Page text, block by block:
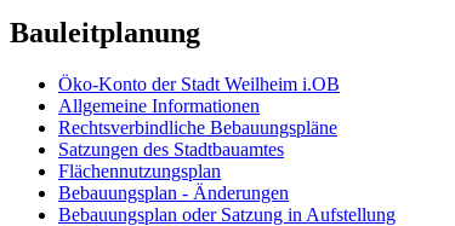
Bauleitplanung
Öko-Konto der Stadt Weilheim i.OB
Allgemeine Informationen
Rechtsverbindliche Bebauungspläne
Satzungen des Stadtbauamtes
Flächennutzungsplan
Bebauungsplan - Änderungen
Bebauungsplan oder Satzung in Aufstellung